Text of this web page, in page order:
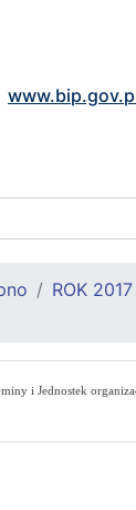
ROK 2017
i Jednostek